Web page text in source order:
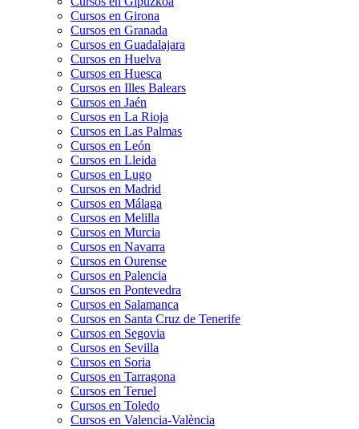
Cursos en Girona
Cursos en Granada
Cursos en Guadalajara
Cursos en Huelva
Cursos en Huesca
Cursos en Illes Balears
Cursos en Jaén
Cursos en La Rioja
Cursos en Las Palmas
Cursos en León
Cursos en Lleida
Cursos en Lugo
Cursos en Madrid
Cursos en Málaga
Cursos en Melilla
Cursos en Murcia
Cursos en Navarra
Cursos en Ourense
Cursos en Palencia
Cursos en Pontevedra
Cursos en Salamanca
Cursos en Santa Cruz de Tenerife
Cursos en Segovia
Cursos en Sevilla
Cursos en Soria
Cursos en Tarragona
Cursos en Teruel
Cursos en Toledo
Cursos en Valencia-València